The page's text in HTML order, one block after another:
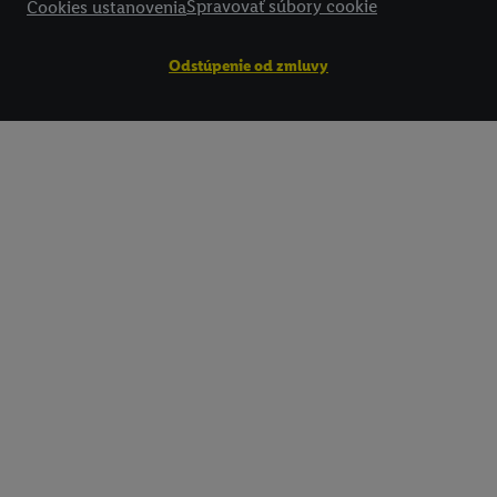
Cookies ustanoveniaSpravovať súbory cookie
Odstúpenie od zmluvy